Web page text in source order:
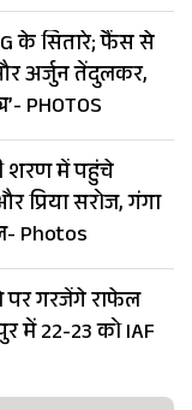
के सितारे; फैंस से
अर्जुन तेंदुलकर,
PHOTOS
शरण में पहुंचे
प्रिया सरोज, गंगा
Photos
पर गरजेंगे राफेल
में 22-23 को IAF